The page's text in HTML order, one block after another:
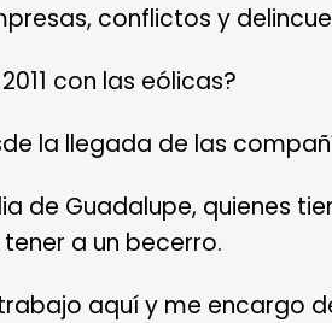
conflictos y
con las eólicas?
la llegada de las
de Guadalupe, quienes
a un becerro.
aquí y me encargo